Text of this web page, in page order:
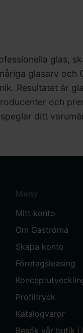
glas,
glasarv och
Resultatet är
och
ditt
Meny
Mitt konto
Om Gastróma
Skapa konto
Företagsleasing
Profiltryck
Katalogvaror
Besök vår butik i